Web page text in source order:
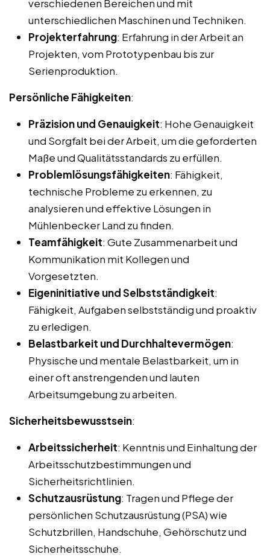
verschiedenen Bereichen und mit
unterschiedlichen Maschinen und Techniken.
Projekterfahrung: Erfahrung in der Arbeit an
Projekten, vom Prototypenbau bis zur
Serienproduktion.
Persönliche Fähigkeiten:
Präzision und Genauigkeit: Hohe Genauigkeit
und Sorgfalt bei der Arbeit, um die geforderten
Maße und Qualitätsstandards zu erfüllen.
Problemlösungsfähigkeiten: Fähigkeit,
technische Probleme zu erkennen, zu
analysieren und effektive Lösungen in
Mühlenbecker Land zu finden.
Teamfähigkeit: Gute Zusammenarbeit und
Kommunikation mit Kollegen und
Vorgesetzten.
Eigeninitiative und Selbstständigkeit:
Fähigkeit, Aufgaben selbstständig und proaktiv
zu erledigen.
Belastbarkeit und Durchhaltevermögen:
Physische und mentale Belastbarkeit, um in
einer oft anstrengenden und lauten
Arbeitsumgebung zu arbeiten.
Sicherheitsbewusstsein:
Arbeitssicherheit: Kenntnis und Einhaltung der
Arbeitsschutzbestimmungen und
Sicherheitsrichtlinien.
Schutzausrüstung: Tragen und Pflege der
persönlichen Schutzausrüstung (PSA) wie
Schutzbrillen, Handschuhe, Gehörschutz und
Sicherheitsschuhe.